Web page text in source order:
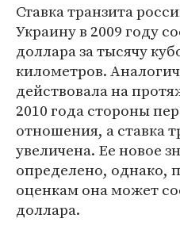
Ставка транзита
Украину в 2009 году
доллара за тысячу
километров.
действовала на
2010 года стороны
отношения, а ставка
увеличена. Ее новое
определено, однако,
оценкам она может
доллара.